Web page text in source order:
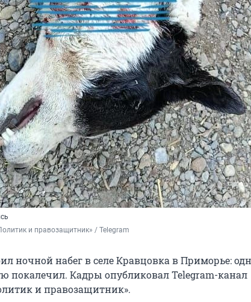
и правозащитник» / Telegram
ночной набег в селе Кравцовка в Приморье:
покалечил. Кадры опубликовал Telegram-канал
и правозащитник».